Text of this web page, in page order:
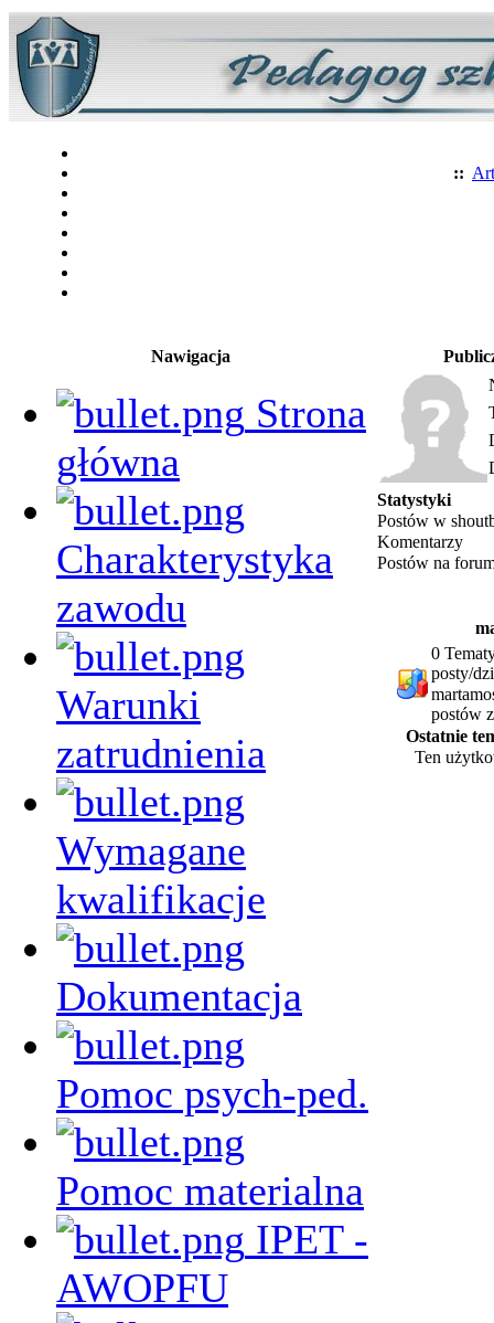
::
Nawigacja
Strona
główna
Charakterystyka
zawodu
Warunki
zatrudnienia
Wymagane
kwalifikacje
Dokumentacja
Pomoc psych-ped.
Pomoc materialna
IPET -
AWOPFU
Statystyki
Postów w
Komentarzy
Postów na
0
posty/
postów
Ostatnie
Ten